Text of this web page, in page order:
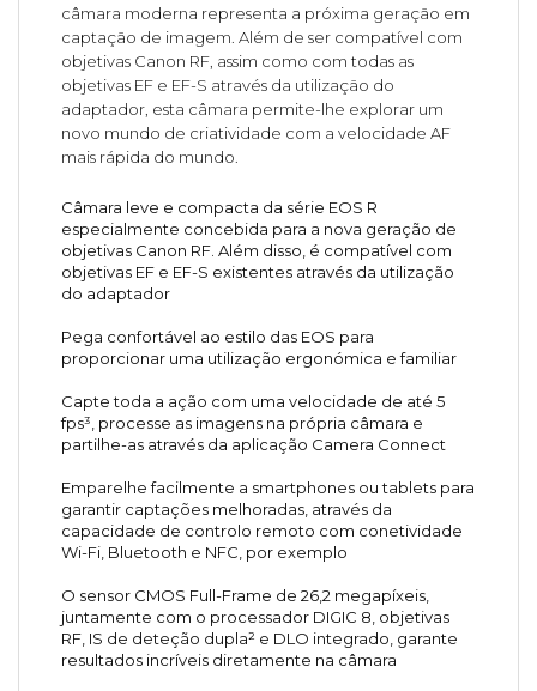
câmara moderna representa a próxima geração em
captação de imagem. Além de ser compatível com
objetivas Canon RF, assim como com todas as
objetivas EF e EF-S através da utilização do
adaptador, esta câmara permite-lhe explorar um
novo mundo de criatividade com a velocidade AF
mais rápida do mundo.
Câmara leve e compacta da série EOS R
especialmente concebida para a nova geração de
objetivas Canon RF. Além disso, é compatível com
objetivas EF e EF-S existentes através da utilização
do adaptador
Pega confortável ao estilo das EOS para
proporcionar uma utilização ergonómica e familiar
Capte toda a ação com uma velocidade de até 5
fps³, processe as imagens na própria câmara e
partilhe-as através da aplicação Camera Connect
Emparelhe facilmente a smartphones ou tablets para
garantir captações melhoradas, através da
capacidade de controlo remoto com conetividade
Wi-Fi, Bluetooth e NFC, por exemplo
O sensor CMOS Full-Frame de 26,2 megapíxeis,
juntamente com o processador DIGIC 8, objetivas
RF, IS de deteção dupla² e DLO integrado, garante
resultados incríveis diretamente na câmara